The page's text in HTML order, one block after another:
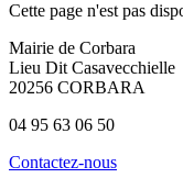
Cette page n'est pas
Mairie de Corbara
Lieu Dit Casavecchielle
20256 CORBARA
04 95 63 06 50
Contactez-nous